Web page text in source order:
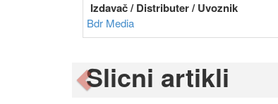
Izdavač / Distributer / Uvoznik
Bdr Media
Slicni artikli
Previous